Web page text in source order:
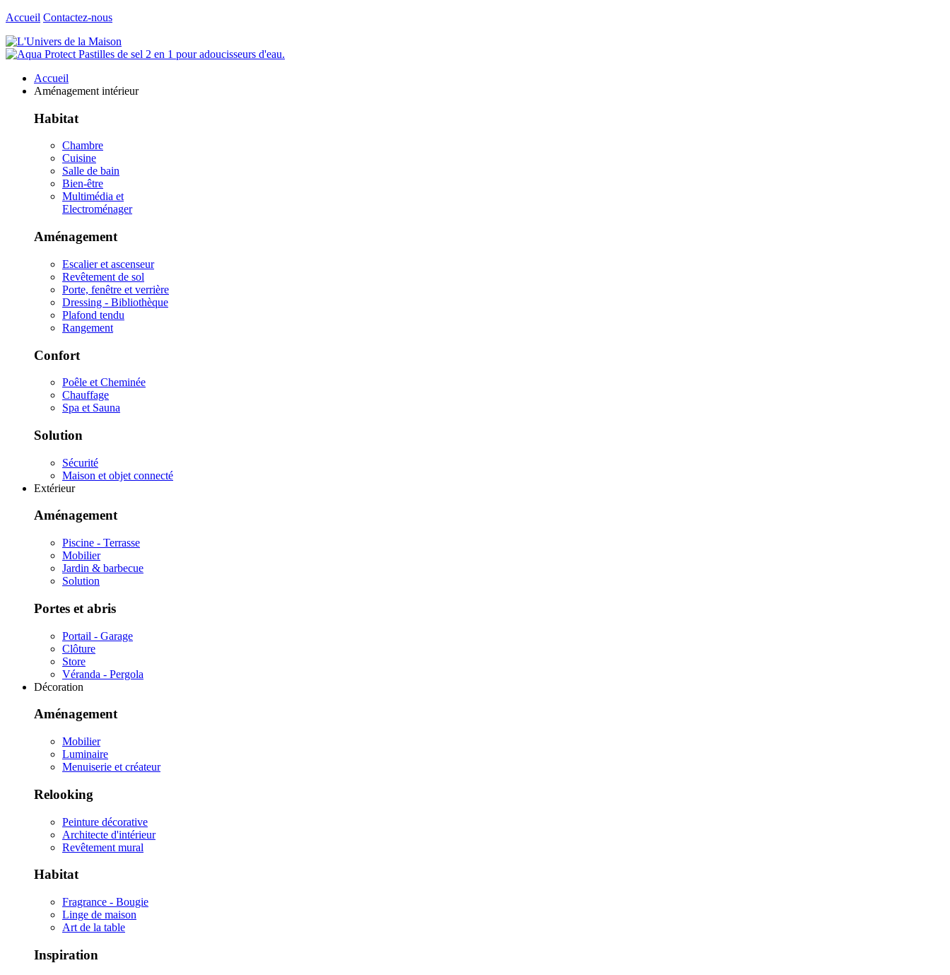
Accueil Contactez-nous
Accueil
Aménagement intérieur
Habitat
Chambre
Cuisine
Salle de bain
Bien-être
Multimédia et
Electroménager
Aménagement
Escalier et ascenseur
Revêtement de sol
Porte, fenêtre et verrière
Dressing - Bibliothèque
Plafond tendu
Rangement
Confort
Poêle et Cheminée
Chauffage
Spa et Sauna
Solution
Sécurité
Maison et objet connecté
Extérieur
Aménagement
Piscine - Terrasse
Mobilier
Jardin & barbecue
Solution
Portes et abris
Portail - Garage
Clôture
Store
Véranda - Pergola
Décoration
Aménagement
Mobilier
Luminaire
Menuiserie et créateur
Relooking
Peinture décorative
Architecte d'intérieur
Revêtement mural
Habitat
Fragrance - Bougie
Linge de maison
Art de la table
Inspiration